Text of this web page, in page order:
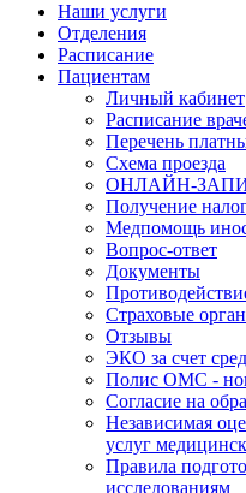
Наши услуги
Отделения
Расписание
Пациентам
Личный кабинет
Расписание
Перечень
Схема проезда
ОНЛАЙН-
Получение
Медпомощь
Вопрос-ответ
Документы
Страховые
Отзывы
ЭКО за счет
Полис ОМС -
Согласие на
Независимая
услуг
Правила
исследованиям